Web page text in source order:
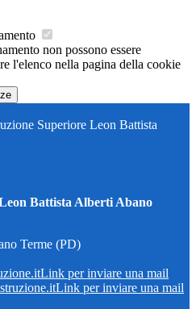
non possono essere
l'elenco nella pagina della cookie
Superiore Leon Battista
Battista Alberti Abano
Terme (PD)
Link per inviare una mail
Link per inviare una mail